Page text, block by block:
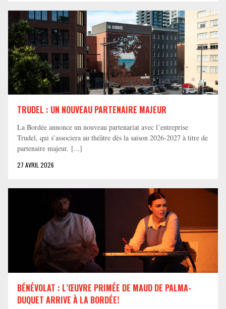
TRUDEL : UN NOUVEAU PARTENAIRE MAJEUR
La Bordée annonce un nouveau partenariat avec l’entreprise
Trudel, qui s’associera au théâtre dès la saison 2026-2027 à titre de
partenaire majeur. [...]
27 AVRIL 2026
BÉNÉVOLAT : L’ŒUVRE PRIMÉE DE MAUD DE PALMA-
DUQUET ARRIVE À LA BORDÉE!